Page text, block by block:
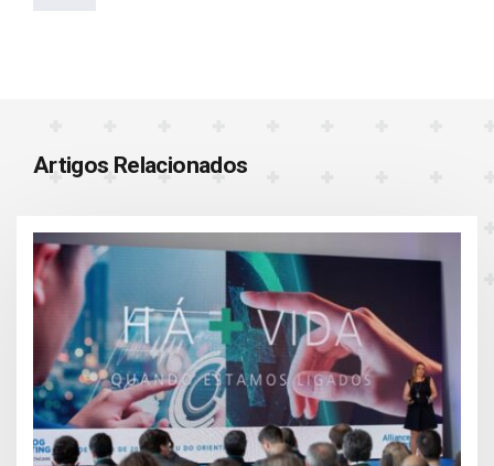
Artigos Relacionados